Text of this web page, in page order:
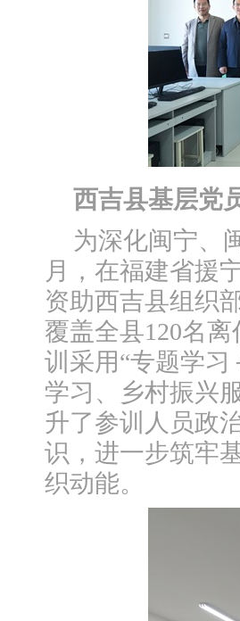
西吉县基层党
为深化闽宁、
月，在福建省援
资助西吉县组织
覆盖全县120名
训采用“专题学
学习、乡村振兴
升了参训人员政
识，进一步筑牢
织动能。